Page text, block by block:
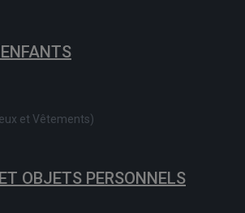
et Vêtements)
OBJETS PERSONNELS